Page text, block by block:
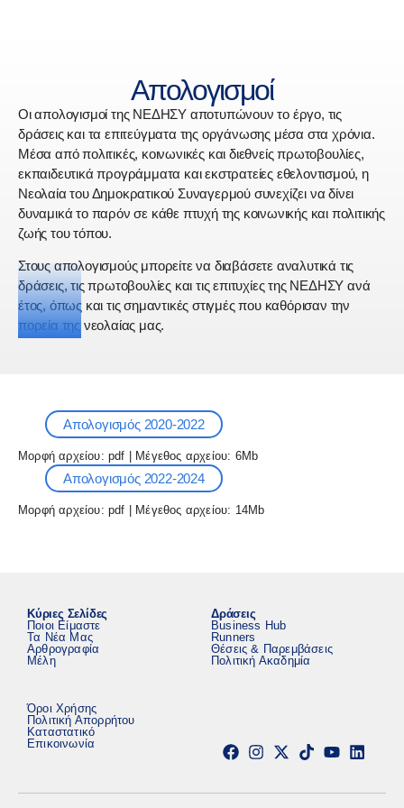
Απολογισμοί
Οι απολογισμοί της ΝΕΔΗΣΥ αποτυπώνουν το έργο, τις
δράσεις και τα επιτεύγματα της οργάνωσης μέσα στα χρόνια.
Μέσα από πολιτικές, κοινωνικές και διεθνείς πρωτοβουλίες,
εκπαιδευτικά προγράμματα και εκστρατείες εθελοντισμού, η
Νεολαία του Δημοκρατικού Συναγερμού συνεχίζει να δίνει
δυναμικά το παρόν σε κάθε πτυχή της κοινωνικής και πολιτικής
ζωής του τόπου.
Στους απολογισμούς μπορείτε να διαβάσετε αναλυτικά τις
δράσεις, τις πρωτοβουλίες και τις επιτυχίες της ΝΕΔΗΣΥ ανά
έτος, όπως και τις σημαντικές στιγμές που καθόρισαν την
πορεία της νεολαίας μας.
Απολογισμός 2020-2022
Μορφή αρχείου: pdf | Μέγεθος αρχείου: 6Mb
Απολογισμός 2022-2024
Μορφή αρχείου: pdf | Μέγεθος αρχείου: 14Mb
Κύριες Σελίδες
Ποιοι Είμαστε
Τα Νέα Μας
Αρθρογραφία
Μέλη
Δράσεις
Business Hub
Runners
Θέσεις & Παρεμβάσεις
Πολιτική Ακαδημία
Όροι Χρήσης
Πολιτική Απορρήτου
Καταστατικό
Επικοινωνία